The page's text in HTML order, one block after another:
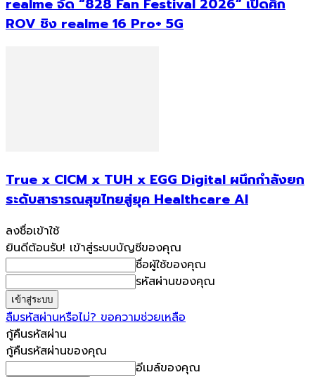
realme จัด “828 Fan Festival 2026” เปิดศึก
ROV ชิง realme 16 Pro+ 5G
True x CICM x TUH x EGG Digital ผนึกกำลังยก
ระดับสาธารณสุขไทยสู่ยุค Healthcare AI
ลงชื่อเข้าใช้
ยินดีต้อนรับ! เข้าสู่ระบบบัญชีของคุณ
ชื่อผู้ใช้ของคุณ
รหัสผ่านของคุณ
ลืมรหัสผ่านหรือไม่? ขอความช่วยเหลือ
กู้คืนรหัสผ่าน
กู้คืนรหัสผ่านของคุณ
อีเมล์ของคุณ